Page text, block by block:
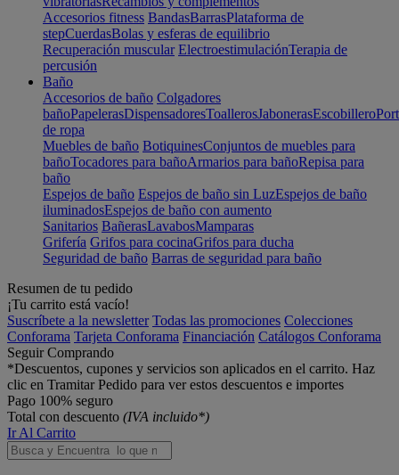
Accesorios fitness BandasBarrasPlataforma de
stepCuerdasBolas y esferas de equilibrio
Recuperación muscular ElectroestimulaciónTerapia de
percusión
Baño
Accesorios de baño Colgadores
bañoPapelerasDispensadoresToallerosJabonerasEscobillero
de ropa
Muebles de baño BotiquinesConjuntos de muebles para
bañoTocadores para bañoArmarios para bañoRepisa para
baño
Espejos de baño Espejos de baño sin LuzEspejos de baño
iluminadosEspejos de baño con aumento
Sanitarios BañerasLavabosMamparas
Grifería Grifos para cocinaGrifos para ducha
Seguridad de baño Barras de seguridad para baño
Resumen de tu pedido
¡Tu carrito está vacío!
Suscríbete a la newsletter Todas las promociones Colecciones
Conforama Tarjeta Conforama Financiación Catálogos Conforama
Seguir Comprando
*Descuentos, cupones y servicios son aplicados en el carrito. Haz
clic en Tramitar Pedido para ver estos descuentos e importes
Pago 100% seguro
Total con descuento (IVA incluido*)
Ir Al Carrito